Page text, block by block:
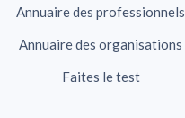
Annuaire des professionnels
Annuaire des organisations
Faites le test